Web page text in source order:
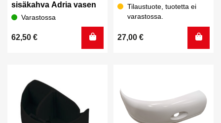
sisäkahva Adria vasen
Varastossa
62,50 €
Tilaustuote, tuotetta ei
varastossa.
27,00 €